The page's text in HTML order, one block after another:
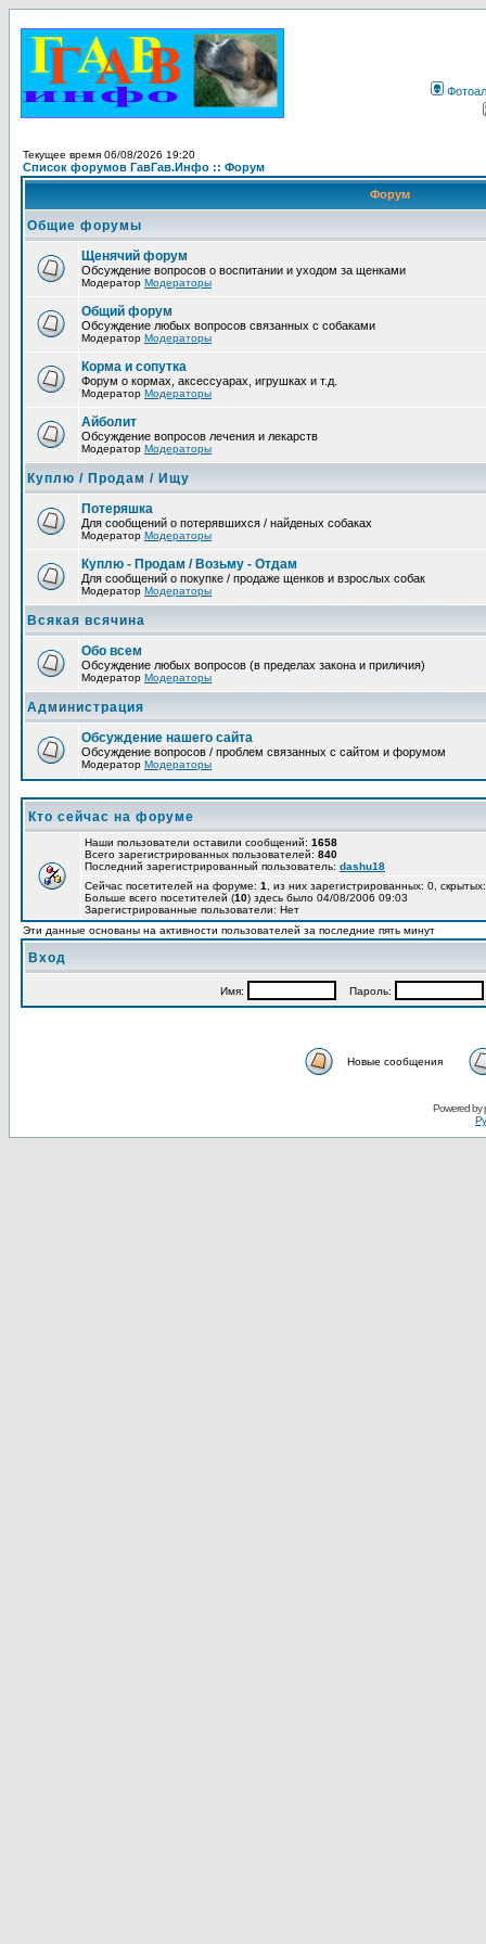
Текущее время 06/08/2026 19:20
Список форумов ГавГав.Инфо :: Форум
Форум
Общие форумы
Щенячий форум
Обсуждение вопросов о воспитании и уходом за щенками
Модератор Модераторы
Общий форум
Обсуждение любых вопросов связанных с собаками
Модератор Модераторы
Корма и сопутка
Форум о кормах, аксессуарах, игрушках и т.д.
Модератор Модераторы
Айболит
Обсуждение вопросов лечения и лекарств
Модератор Модераторы
Куплю / Продам / Ищу
Потеряшка
Для сообщений о потерявшихся / найденых собаках
Модератор Модераторы
Куплю - Продам / Возьму - Отдам
Для сообщений о покупке / продаже щенков и взрослых собак
Модератор Модераторы
Всякая всячина
Обо всем
Обсуждение любых вопросов (в пределах закона и приличия)
Модератор Модераторы
Администрация
Обсуждение нашего сайта
Обсуждение вопросов / проблем связанных с сайтом и форумом
Модератор Модераторы
Кто сейчас на форуме
Наши пользователи оставили сообщений: 1658
Всего зарегистрированных пользователей: 840
Последний зарегистрированный пользователь: dashu18
Сейчас посетителей на форуме: 1
, из них зарегистрированных: 0,
Больше всего посетителей (10) здесь было 04/08/2006 09:03
Зарегистрированные пользователи: Нет
Эти данные основаны на активности пользователей за последние пять минут
Вход
Имя: Пароль:
Новые сообщения
Powered by